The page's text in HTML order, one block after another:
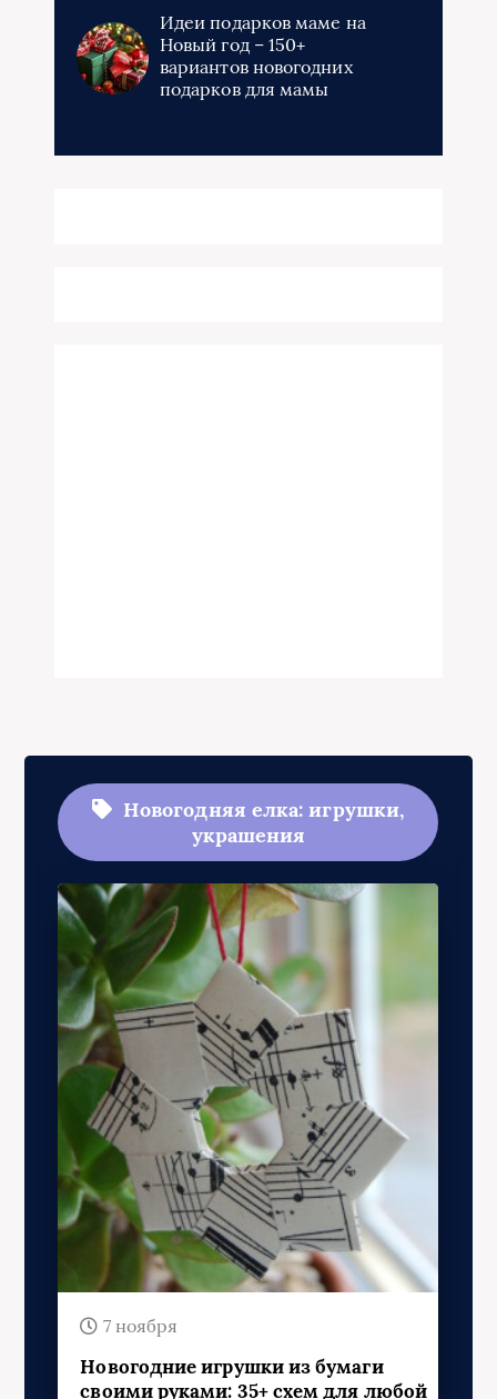
Идеи подарков маме на
Новый год – 150+
вариантов новогодних
подарков для мамы
Новогодняя елка: игрушки,
украшения
7 ноября
Новогодние игрушки из бумаги
своими руками: 35+ схем для любой